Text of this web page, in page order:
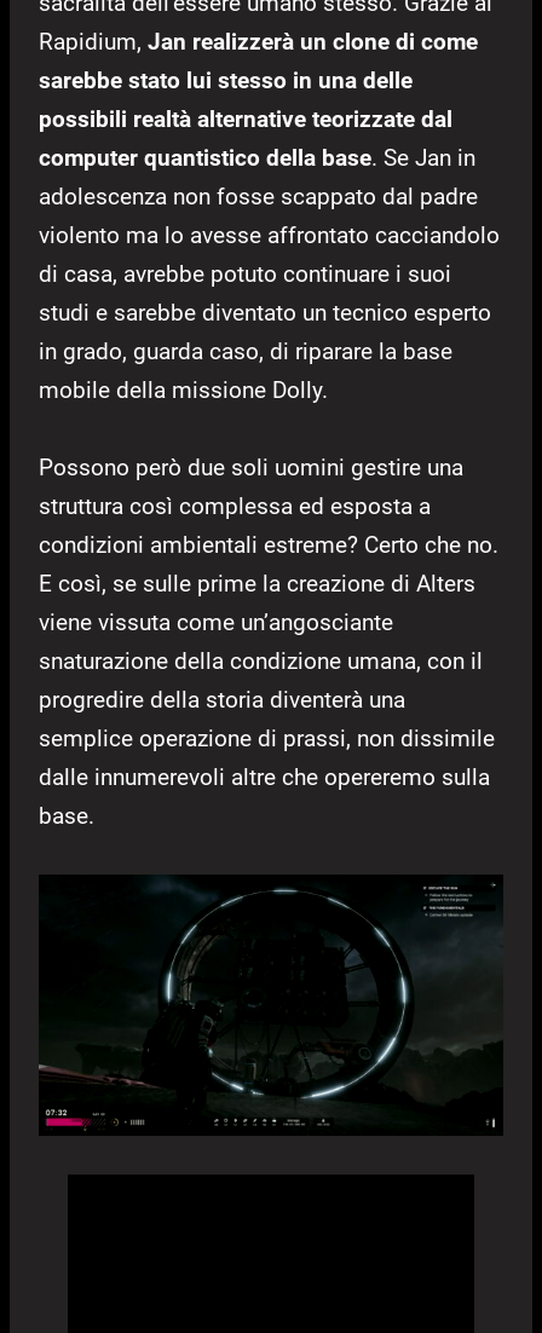
Rapidium, Jan realizzerà un clone di come
sarebbe stato lui stesso in una delle
possibili realtà alternative teorizzate dal
computer quantistico della base. Se Jan in
adolescenza non fosse scappato dal padre
violento ma lo avesse affrontato cacciandolo
di casa, avrebbe potuto continuare i suoi
studi e sarebbe diventato un tecnico esperto
in grado, guarda caso, di riparare la base
mobile della missione Dolly.
Possono però due soli uomini gestire una
struttura così complessa ed esposta a
condizioni ambientali estreme? Certo che no.
E così, se sulle prime la creazione di Alters
viene vissuta come un’angosciante
snaturazione della condizione umana, con il
progredire della storia diventerà una
semplice operazione di prassi, non dissimile
dalle innumerevoli altre che opereremo sulla
base.